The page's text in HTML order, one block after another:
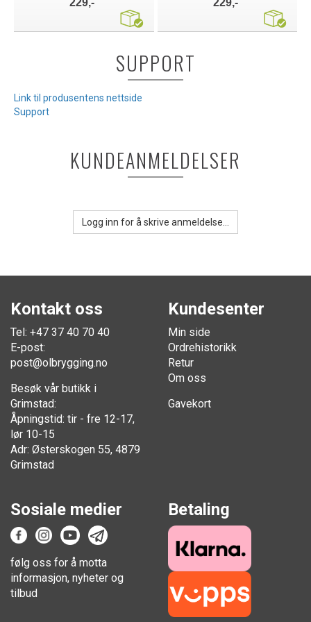
SUPPORT
Link til produsentens nettside
Support
KUNDEANMELDELSER
Logg inn for å skrive anmeldelse...
Kontakt oss
Tel: +47 37 40 70 40
E-post:
post@olbrygging.no
Besøk vår butikk i
Grimstad:
Åpningstid: tir - fre 12-17,
lør 10-15
Adr: Østerskogen 55, 4879
Grimstad
Kundesenter
Min side
Ordrehistorikk
Retur
Om oss
Gavekort
Sosiale medier
følg oss for å motta
informasjon, nyheter og
tilbud
Betaling